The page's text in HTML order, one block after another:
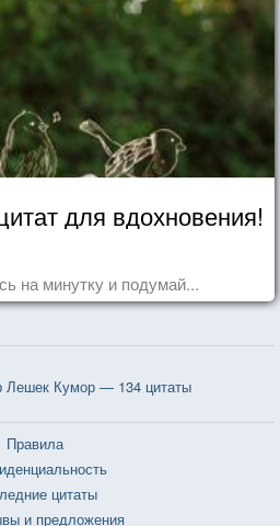
для вдохновения!
на минутку и подумай...
Кумор — 134 цитаты
Правила
цитаты
и предложения